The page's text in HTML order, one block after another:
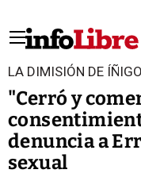
LA DIMISIÓN DE
"Cerró y
denuncia a
sexual